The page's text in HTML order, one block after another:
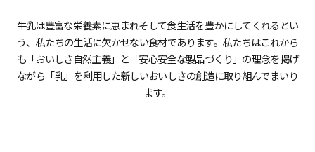
牛乳は豊富な栄養素に恵まれそして食生活を豊かにしてくれるとい
う、私たちの生活に欠かせない食材であります。私たちはこれから
も「おいしさ自然主義」と「安心安全な製品づくり」の理念を掲げ
ながら「乳」を利用した新しいおいしさの創造に取り組んでまいり
ます。